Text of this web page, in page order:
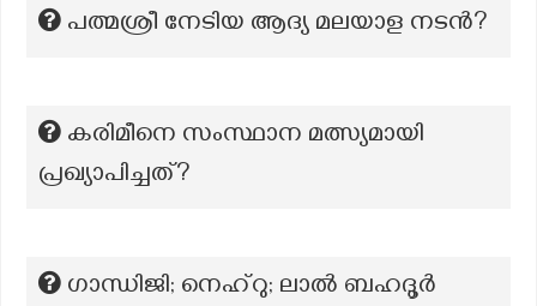
പത്മശ്രീ നേടിയ ആദ്യ മലയാള നടൻ?
കരിമീനെ സംസ്ഥാന മത്സ്യമായി
പ്രഖ്യാപിച്ചത്?
ഗാന്ധിജി; നെഹ്റു; ലാൽ ബഹദൂർ